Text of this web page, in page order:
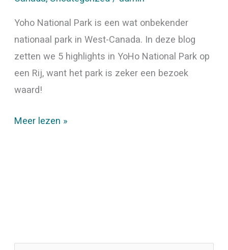
Yoho National Park is een wat onbekender
nationaal park in West-Canada. In deze blog
zetten we 5 highlights in YoHo National Park op
een Rij, want het park is zeker een bezoek
waard!
Meer lezen »